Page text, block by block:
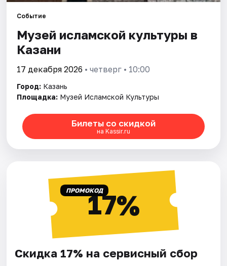
Событие
Музей исламской культуры в
Казани
17 декабря 2026 • четверг • 10:00
Город: Казань
Площадка: Музей Исламской Культуры
Билеты со скидкой
на Kassir.ru
ПРОМОКОД17%
Скидка 17% на сервисный сбор